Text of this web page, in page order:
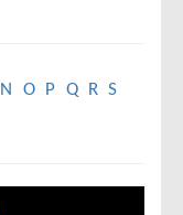
N O P Q R S